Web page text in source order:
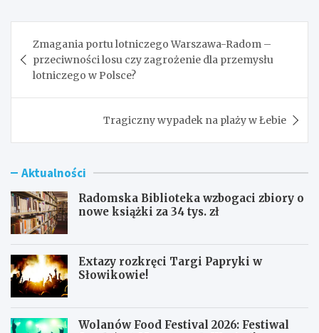
wpisu
Zmagania portu lotniczego Warszawa-Radom –
przeciwności losu czy zagrożenie dla przemysłu
lotniczego w Polsce?
Tragiczny wypadek na plaży w Łebie
Aktualności
Radomska Biblioteka wzbogaci zbiory o
nowe książki za 34 tys. zł
Extazy rozkręci Targi Papryki w
Słowikowie!
Wolanów Food Festival 2026: Festiwal